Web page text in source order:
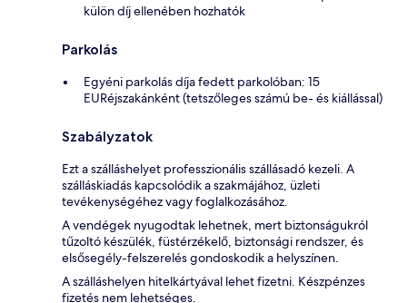
külön díj ellenében hozhatók
Parkolás
Egyéni parkolás díja fedett parkolóban: 15
EURéjszakánként (tetszőleges számú be- és kiállással)
Szabályzatok
Ezt a szálláshelyet professzionális szállásadó kezeli. A
szálláskiadás kapcsolódik a szakmájához, üzleti
tevékenységéhez vagy foglalkozásához.
A vendégek nyugodtak lehetnek, mert biztonságukról
tűzoltó készülék, füstérzékelő, biztonsági rendszer, és
elsősegély-felszerelés gondoskodik a helyszínen.
A szálláshelyen hitelkártyával lehet fizetni. Készpénzes
fizetés nem lehetséges.